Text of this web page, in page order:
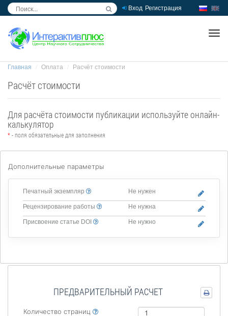
Вход Регистрация
Главная Оплата Расчёт стоимости
Расчёт стоимости
Для расчёта стоимости публикации используйте онлайн-
калькулятор
* - поля обязательные для заполнения
Дополнительные параметры
Печатный экземпляр Не нужен
Рецензирование работы Не нужна
Присвоение статье DOI Не нужно
ПРЕДВАРИТЕЛЬНЫЙ РАСЧЕТ
Количество страниц